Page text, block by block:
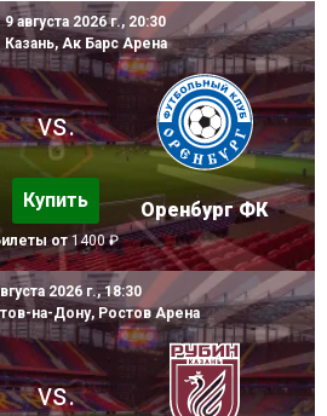
9 августа 2026 г., 20:30
Казань, Ак Барс Арена
vs.
Купить
от1400 ₽
Оренбург ФК
2026 г., 18:30
на-Дону, Ростов Арена
vs.